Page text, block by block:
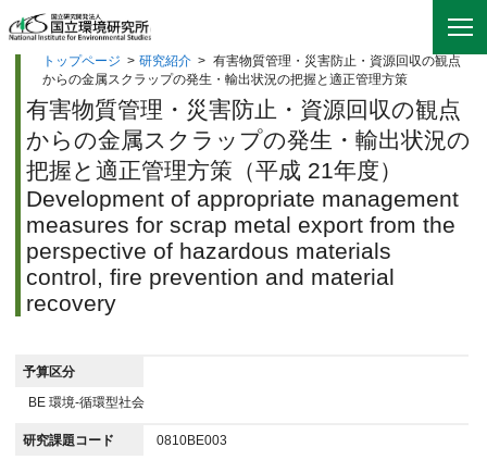
トップページ > 研究紹介 > 有害物質管理・災害防止・資源回収の観点
からの金属スクラップの発生・輸出状況の把握と適正管理方策
有害物質管理・災害防止・資源回収の観点
からの金属スクラップの発生・輸出状況の
把握と適正管理方策（平成 21年度）
Development of appropriate management
measures for scrap metal export from the
perspective of hazardous materials
control, fire prevention and material
recovery
予算区分
BE 環境-循環型社会
研究課題コード 0810BE003